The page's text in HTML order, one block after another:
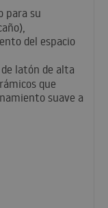
para su
del espacio
latón de alta
que
suave a